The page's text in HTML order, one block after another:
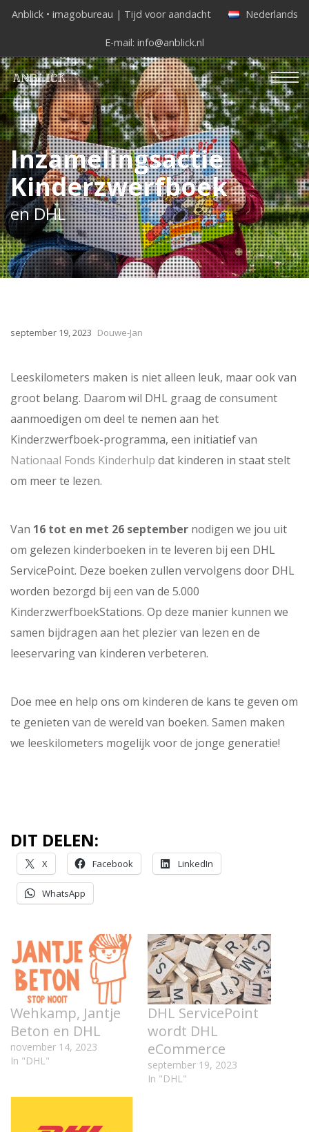
Anblick • imagobureau | Tijd voor aandacht Nederlands
E-mail: info@anblick.nl
Inzamelingsactie
Kinderzwerfboek
en DHL
september 19, 2023 Douwe-Jan
Leeskilometers maken is niet alleen leuk, maar ook van
groot belang. Daarom wil DHL graag de consument
aanmoedigen om deel te nemen aan het
Kinderzwerfboek-programma, een initiatief van
Nationaal Fonds Kinderhulp dat kinderen in staat stelt
om meer te lezen.
Van 16 tot en met 26 september nodigen we jou uit
om gelezen kinderboeken in te leveren bij een DHL
ServicePoint. Deze boeken zullen vervolgens door DHL
worden bezorgd bij een van de 5.000
KinderzwerfboekStations. Op deze manier kunnen we
samen bijdragen aan het plezier van lezen en de
leeservaring van kinderen verbeteren.
Doe mee en help ons om kinderen de kans te geven om
te genieten van de wereld van boeken. Samen maken
we leeskilometers mogelijk voor de jonge generatie!
DIT DELEN:
X Facebook LinkedIn
WhatsApp
Wehkamp, Jantje
Beton en DHL
november 14, 2023
In "DHL"
DHL ServicePoint
wordt DHL
eCommerce
september 19, 2023
In "DHL"